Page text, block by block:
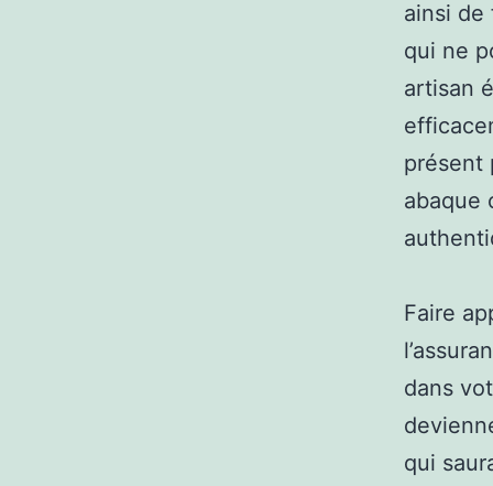
ainsi de
qui ne
artisan
présent
abaque
Faire
dans
qui